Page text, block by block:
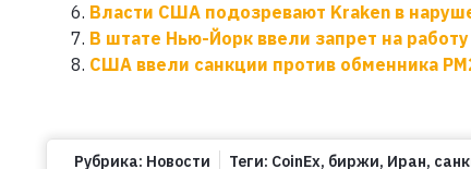
Власти США подозревают Kraken в
В штате Нью-Йорк ввели запрет на
США ввели санкции против обменника
Рубрика: Новости Теги: CoinEx, биржи, Иран,